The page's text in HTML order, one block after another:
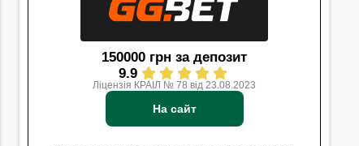
150000 грн за депозит
9.9
Ліцензія КРАІЛ № 78 від 23.08.2023
На сайт